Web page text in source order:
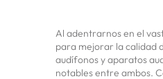
Al adentrarnos en el
para mejorar la calidad
audífonos y aparatos
notables entre ambos.